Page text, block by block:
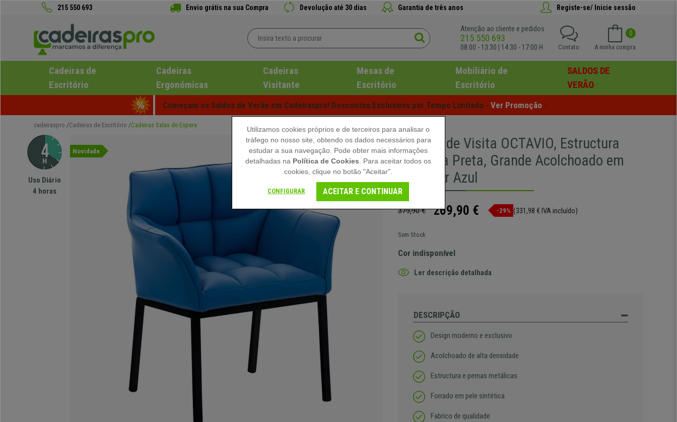
215 550 693 Envio grátis na sua Compra Devolução até 30 dias Garantia de três anos Registe-se/ Inicie sessão
Atenção ao cliente e pedidos
215 550 693
08:00 - 13:30 | 14:30 - 17:00 H
0
A minha compra
Contato
Cadeiras de
Escritório
Cadeiras
Ergonómicas
Cadeiras
Visitante
Mesas de
Escritório
Mobiliário de
Escritório
SALDOS DE
VERÃO
Começam os Saldos de Verão em Cadeiraspro! Descontos Exclusivos por Tempo Limitado - Ver Promoção -
cadeiraspro Cadeiras de Escritório Cadeiras Salas de Espera
Uso Diário
4 horas
Novidade
Cadeira de Visita OCTAVIO, Estructura
Metálica Preta, Grande Acolchoado em
Pele, Cor Azul
379,90 € 269,90 € -29% (331,98 € IVA incluído)
Sem Stock
Cor indisponível
Ler descrição detalhada
DESCRIPÇÃO
Design moderno e exclusivo
Acolchoado de alta densidade
Estructura e pernas metálicas
Forrado em pele sintética
Fabrico de qualidade
Utilizamos cookies próprios e de terceiros para analisar o
tráfego no nosso site, obtendo os dados necessários para
estudar a sua navegação. Pode obter mais informações
detalhadas na Política de Cookies . Para aceitar todos os
cookies, clique no botão "Aceitar".
CONFIGURAR ACEITAR E CONTINUAR